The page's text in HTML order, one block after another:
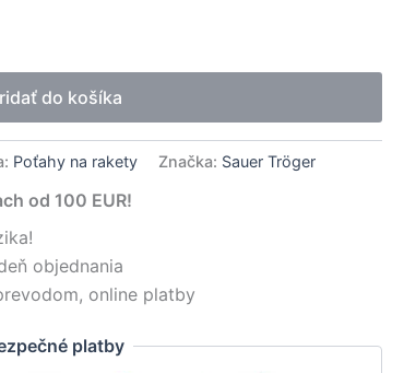
do košíka
Poťahy na rakety Značka: Sauer Tröger
od 100 EUR!
objednania
online platby
platby